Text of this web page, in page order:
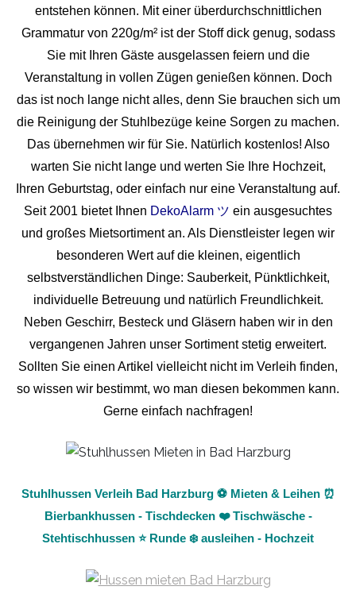
entstehen können. Mit einer überdurchschnittlichen
Grammatur von 220g/m² ist der Stoff dick genug, sodass
Sie mit Ihren Gäste ausgelassen feiern und die
Veranstaltung in vollen Zügen genießen können. Doch
das ist noch lange nicht alles, denn Sie brauchen sich um
die Reinigung der Stuhlbezüge keine Sorgen zu machen.
Das übernehmen wir für Sie. Natürlich kostenlos! Also
warten Sie nicht lange und werten Sie Ihre Hochzeit,
Ihren Geburtstag, oder einfach nur eine Veranstaltung auf.
Seit 2001 bietet Ihnen DekoAlarm ツ ein ausgesuchtes
und großes Mietsortiment an. Als Dienstleister legen wir
besonderen Wert auf die kleinen, eigentlich
selbstverständlichen Dinge: Sauberkeit, Pünktlichkeit,
individuelle Betreuung und natürlich Freundlichkeit.
Neben Geschirr, Besteck und Gläsern haben wir in den
vergangenen Jahren unser Sortiment stetig erweitert.
Sollten Sie einen Artikel vielleicht nicht im Verleih finden,
so wissen wir bestimmt, wo man diesen bekommen kann.
Gerne einfach nachfragen!
Stuhlhussen Verleih Bad Harzburg ⚽ Mieten & Leihen ⏰
Bierbankhussen - Tischdecken ❤️ Tischwäsche -
Stehtischhussen ⭐ Runde ❄️ ausleihen - Hochzeit